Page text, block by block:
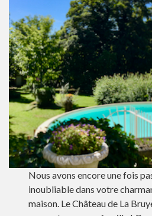
Nous avons encore une fois
inoubliable dans votre
maison. Le Château de La